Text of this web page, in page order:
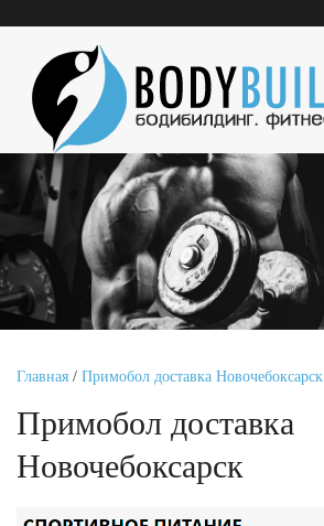
Главная / Примобол доставка Новочебоксарск
Примобол доставка
Новочебоксарск